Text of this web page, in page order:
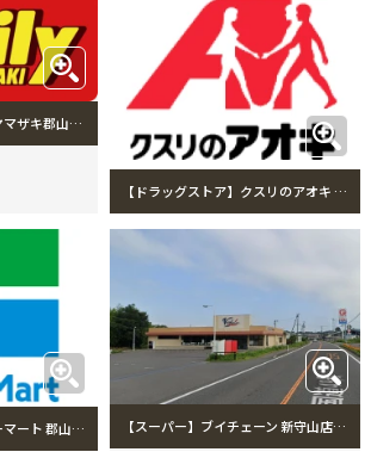
【コンビニ】デイリーヤマザキ郡山守山店まで980m デイリーヤマザキ郡山守山店
【ドラッグストア】クスリのアオキ 磐城守山店まで1111m クスリのアオキ 磐城守山店
【コンビニ】ファミリーマート 郡山田村町守山店まで1114m ファミリーマート 郡山田村町守山店 【スーパー】ブイチェーン 新守山店まで1081m ブイチェーン 新守山店